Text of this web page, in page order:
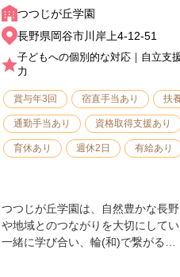
つつじが丘学園
長野県岡谷市川岸上4-12-51
子どもへの個別的な対応｜自立支
力
賞与年3回 宿直手当あり 扶
通勤手当あり 資格取得支援あり
育休あり 週休2日 有給あり
つつじが丘学園は、自然豊かな長
や地域とのつながりを大切にして
一緒に学び合い、輪(和)で繋がる…